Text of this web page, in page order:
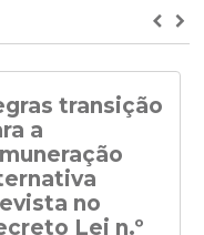
transição
a
no
Lei n.º